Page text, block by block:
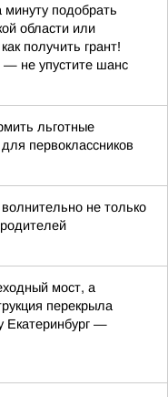
подобрать
области или
получить грант!
— не упустите шанс
льготные
первоклассников
не только
мост, а
перекрыла
Екатеринбург —